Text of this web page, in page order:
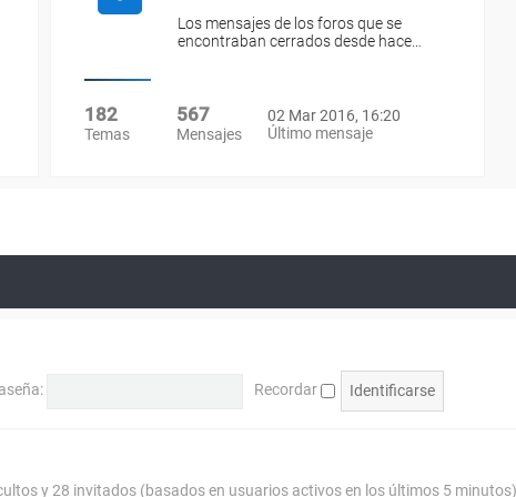
Los mensajes de los foros que se
encontraban cerrados desde hace…
182
Temas
567
Mensajes
02 Mar 2016, 16:20
Último mensaje
Recordar
y 28 invitados (basados en usuarios activos en los últimos 5 minutos)